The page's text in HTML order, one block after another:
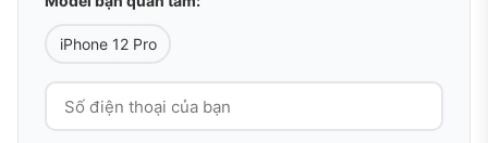
iPhone 12 Pro